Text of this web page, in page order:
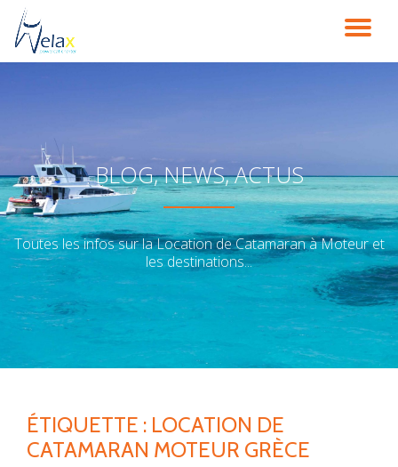
Aller
au
BLOG, NEWS, ACTUS
Toutes les infos sur la Location de Catamaran à Moteur et
les destinations...
ÉTIQUETTE : LOCATION DE
CATAMARAN MOTEUR GRÈCE